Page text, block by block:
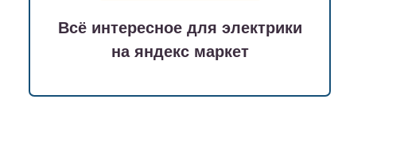
Всё интересное для электрики
на яндекс маркет